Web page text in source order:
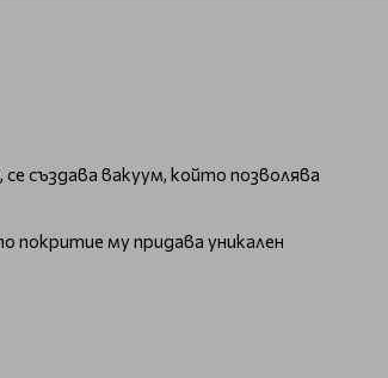
създава вакуум, който позволява
покритие му придава уникален